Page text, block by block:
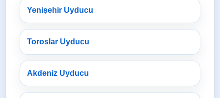
Yenişehir Uyducu
Toroslar Uyducu
Akdeniz Uyducu